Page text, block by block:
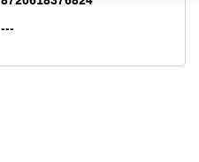
---